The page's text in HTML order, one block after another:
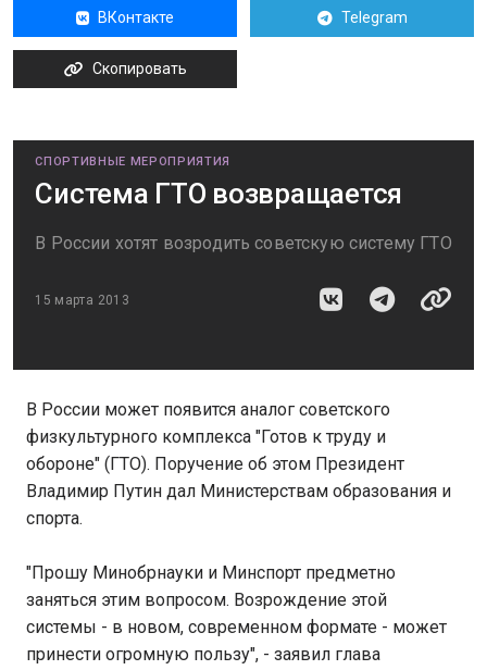
ВКонтакте Telegram
Скопировать
СПОРТИВНЫЕ МЕРОПРИЯТИЯ
Система ГТО возвращается
В России хотят возродить советскую систему ГТО
15 марта 2013
В России может появится аналог советского
физкультурного комплекса "Готов к труду и
обороне" (ГТО). Поручение об этом Президент
Владимир Путин дал Министерствам образования и
спорта.
"Прошу Минобрнауки и Минспорт предметно
заняться этим вопросом. Возрождение этой
системы - в новом, современном формате - может
принести огромную пользу", - заявил глава